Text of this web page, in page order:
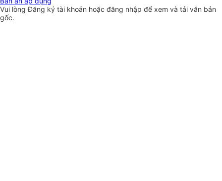
Vui lòngĐăng ký tài khoản hoặc đăng nhập để xem và tải văn bản
gốc.